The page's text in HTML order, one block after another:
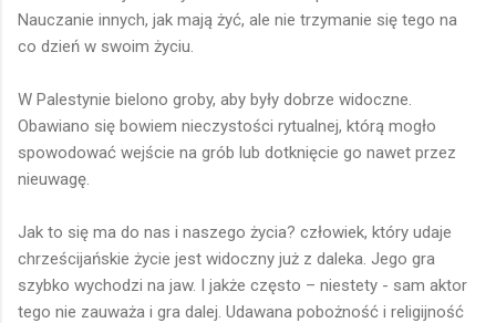
Nauczanie innych, jak mają żyć, ale nie trzymanie się tego na
co dzień w swoim życiu.
W Palestynie bielono groby, aby były dobrze widoczne.
Obawiano się bowiem nieczystości rytualnej, którą mogło
spowodować wejście na grób lub dotknięcie go nawet przez
nieuwagę.
Jak to się ma do nas i naszego życia? człowiek, który udaje
chrześcijańskie życie jest widoczny już z daleka. Jego gra
szybko wychodzi na jaw. I jakże często – niestety - sam aktor
tego nie zauważa i gra dalej. Udawana pobożność i religijność